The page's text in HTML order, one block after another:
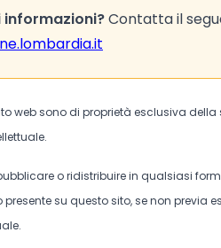
informazioni?Contatta il
web sono di proprietà esclusiva
o ridistribuire in qualsiasi
su questo sito, se non previa